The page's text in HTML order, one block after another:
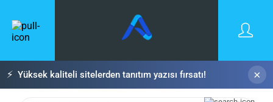
⚡ Yüksek kaliteli sitelerden tanıtım yazısı fırsatı! ×